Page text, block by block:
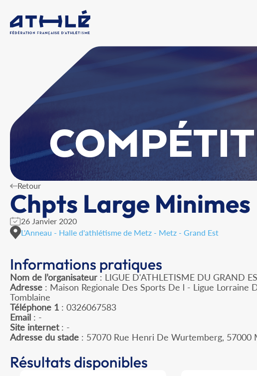
Retour
Chpts Large Minimes
26 Janvier 2020
L'Anneau - Halle d'athlétisme de Metz - Metz - Grand Est
Informations pratiques
Nom de l’organisateur : LIGUE D'ATHLETISME DU GRAND
Adresse : Maison Regionale Des Sports De l - Ligue Lorraine
Tomblaine
Téléphone 1 : 0326067583
Email : -
Site internet: -
Adresse du stade : 57070 Rue Henri De Wurtemberg, 57000
Résultats disponibles